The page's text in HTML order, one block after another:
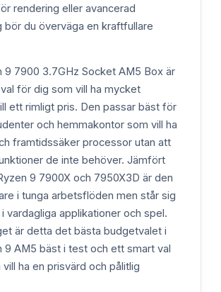
rendering eller avancerad
bör du överväga en kraftfullare
9 7900 3.7GHz Socket AM5 Box är
för dig som vill ha mycket
ett rimligt pris. Den passar bäst för
och hemmakontor som vill ha
framtidssäker processor utan att
de inte behöver. Jämfört
9 7900X och 7950X3D är den
i tunga arbetsflöden men står sig
vardagliga applikationer och spel.
är detta det bästa budgetvalet i
9 AM5 bäst i test och ett smart val
ha en prisvärd och pålitlig